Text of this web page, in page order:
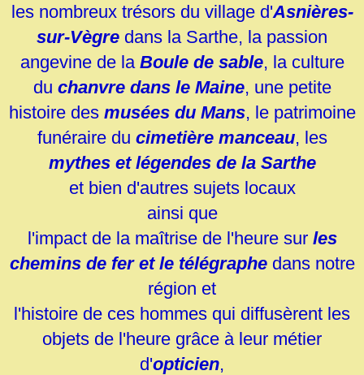
les nombreux trésors du village d'Asnières-
sur-Vègre dans la Sarthe, la passion
angevine de la Boule de sable, la culture
du chanvre dans le Maine, une petite
histoire des musées du Mans, le patrimoine
funéraire du cimetière manceau, les
mythes et légendes de la Sarthe
et bien d'autres sujets locaux
ainsi que
l'impact de la maîtrise de l'heure sur les
chemins de feretle télégraphedans notre
région et
l'histoire de ces hommes qui diffusèrent les
objets de l'heure grâce à leur métier
d'opticien,